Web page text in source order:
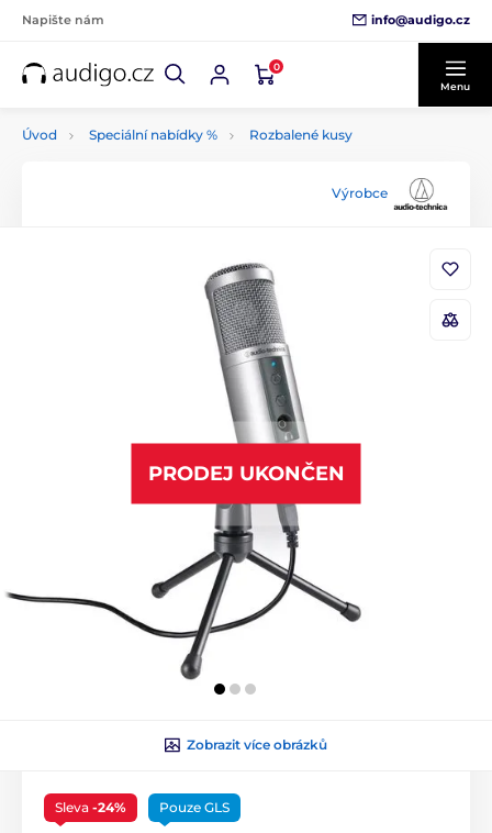
Napište nám info@audigo.cz
0
Menu
Úvod Speciální nabídky % Rozbalené kusy
Výrobce
PRODEJ UKONČEN
Zobrazit více obrázků
Sleva -24% Pouze GLS